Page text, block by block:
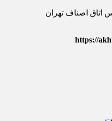
اتاق اصناف تهران
https://